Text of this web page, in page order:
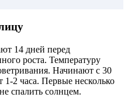
14 дней перед
роста. Температуру
Начинают с 30
2 часа. Первые несколько
спалить солнцем.